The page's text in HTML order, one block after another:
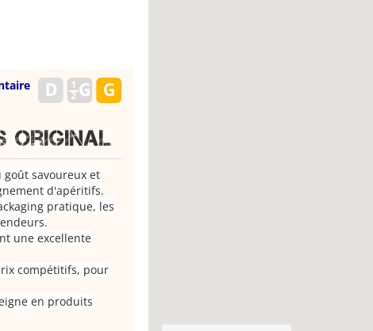
original
goût savoureux et
d'apéritifs.
pratique, les
une excellente
compétitifs, pour
en produits